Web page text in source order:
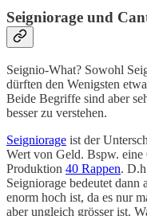
Seigniorage und
Seignio-What? Sowohl
dürften den Wenigsten
Beide Begriffe sind aber
besser zu verstehen.
Seigniorage ist der
Wert von Geld. Bspw.
Produktion 40 Rappen.
Seigniorage bedeutet dann
enorm hoch ist, da es nur
aber ungleich grösser ist.